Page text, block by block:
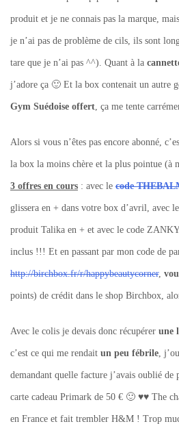
produit et je ne connais pas la marque,
je n’ai pas de problème de cils, ils sont
tare que je n’ai pas ^^). Quant à la
j’adore ça 🙂 Et la box contenait un autre
Gym Suédoise offert, ça me tente
Alors si vous n’êtes pas encore abonné,
la box la moins chère et la plus pointue (à
3 offres en cours : avec le code
glissera en + dans votre box d’avril, avec
produit Talika en + et avec le code
inclus !!! Et en passant par mon code de
http://birchbox.fr/r/happybeautycorner,
points) de crédit dans le shop Birchbox,
Avec le colis je devais donc récupérer une
c’est ce qui me rendait un peu fébrile,
demandant quelle facture j’avais oublié
carte cadeau Primark de 50 € 🙂 ♥♥ The
en France et fait trembler H&M ! Trop